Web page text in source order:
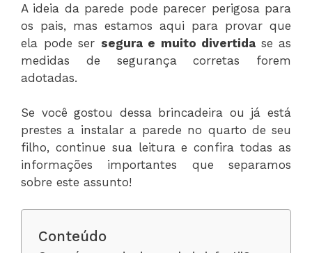
A ideia da parede pode parecer perigosa para
os pais, mas estamos aqui para provar que
ela pode ser segura e muito divertida se as
medidas de segurança corretas forem
adotadas.
Se você gostou dessa brincadeira ou já está
prestes a instalar a parede no quarto de seu
filho, continue sua leitura e confira todas as
informações importantes que separamos
sobre este assunto!
Conteúdo